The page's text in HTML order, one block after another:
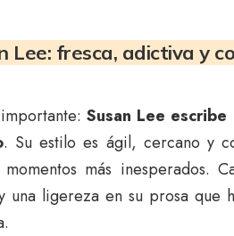
Lee: fresca, adictiva y
Susan Lee
. Su estilo es ágil, cercano y
más inesperados.
una ligereza en su prosa que